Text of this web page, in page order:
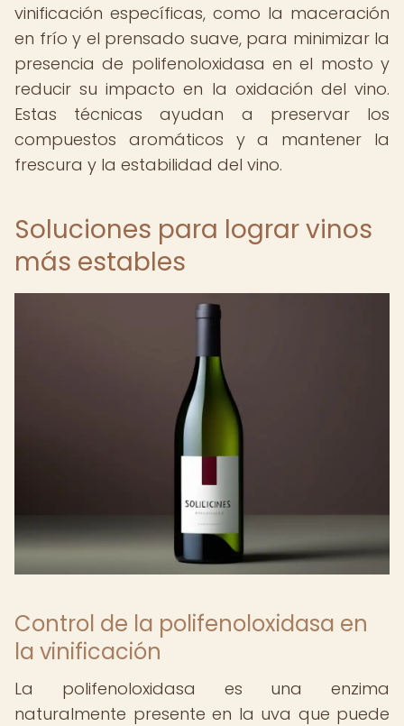
vinificación específicas, como la maceración
en frío y el prensado suave, para minimizar la
presencia de polifenoloxidasa en el mosto y
reducir su impacto en la oxidación del vino.
Estas técnicas ayudan a preservar los
compuestos aromáticos y a mantener la
frescura y la estabilidad del vino.
Soluciones para lograr vinos
más estables
Control de la polifenoloxidasa en
la vinificación
La polifenoloxidasa es una enzima
naturalmente presente en la uva que puede